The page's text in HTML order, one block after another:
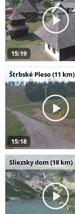
15:19
Štrbské Pleso (11 km)
15:18
Sliezsky dom (18 km)